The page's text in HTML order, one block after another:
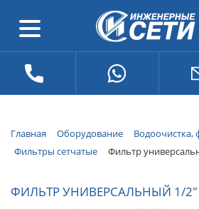
Главная Оборудование
Водоочистка,
Фильтры сетчатые
Фильтр
ФИЛЬТР УНИВЕРСАЛЬНЫЙ 1/2"